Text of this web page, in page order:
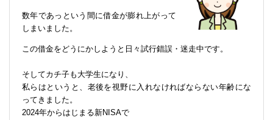
数年であっという間に借金が膨れ上がって
しまいました。
この借金をどうにかしようと日々試行錯誤・迷走中です。
そしてカチ子も大学生になり、
私らはというと、老後を視野に入れなければならない年齢にな
ってきました。
2024年からはじまる新NISAで